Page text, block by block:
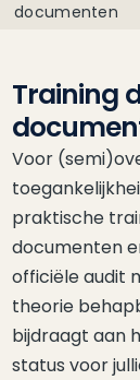
documenten
Training
Voor
praktische
documenten
officiële audit
theorie
bijdraagt aan
status voor